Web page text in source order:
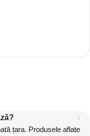
țara. Produsele aflate